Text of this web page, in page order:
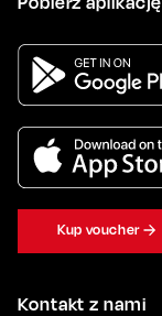
Kontakt z nami
Kup voucher